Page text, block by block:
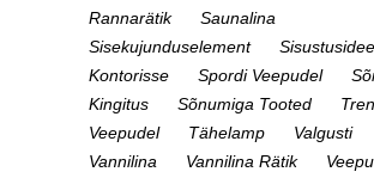
Rannarätik
Saunalina
Sisekujunduselement
Kontorisse
Spordi Veepudel
Kingitus
Sõnumiga Tooted
Veepudel
Tähelamp
Valgusti
Vannilina
Vannilina Rätik